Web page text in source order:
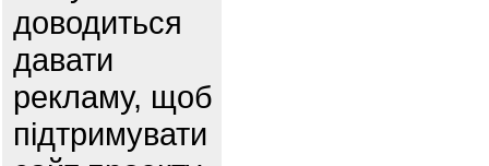
доводиться
давати
рекламу, щоб
підтримувати